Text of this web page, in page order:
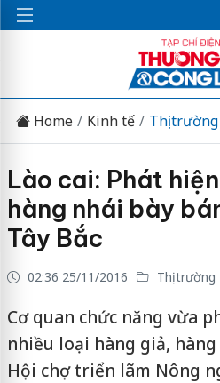
Home Kinh tế Thị trường
Lào cai: Phát
hàng nhái bày
Tây Bắc
02:36 25/11/2016 Thị trường
Cơ quan chức năng vừa
nhiều loại hàng giả,
Hội chợ triển lãm Nông